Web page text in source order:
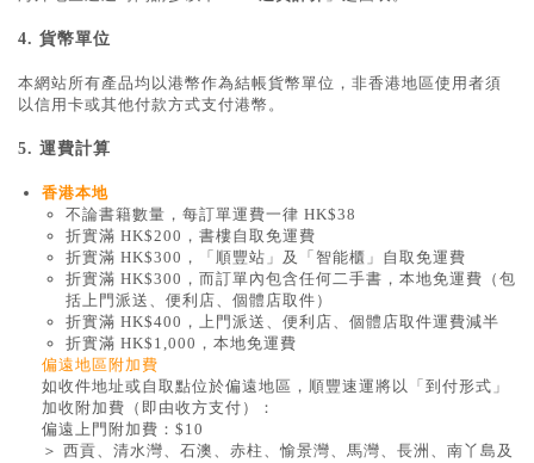
4. 貨幣單位
本網站所有產品均以港幣作為結帳貨幣單位，非香港地區使用者須
以信用卡或其他付款方式支付港幣。
5. 運費計算
香港本地
不論書籍數量，每訂單運費一律 HK$38
折實滿 HK$200，書樓自取免運費
折實滿 HK$300，「順豐站」及「智能櫃」自取免運費
折實滿 HK$300，而訂單內包含任何二手書，本地免運費（包
括上門派送、便利店、個體店取件）
折實滿 HK$400，上門派送、便利店、個體店取件運費減半
折實滿 HK$1,000，本地免運費
偏遠地區附加費
如收件地址或自取點位於偏遠地區，順豐速運將以「到付形式」
加收附加費（即由收方支付）：
偏遠上門附加費：$10
＞ 西貢、清水灣、石澳、赤柱、愉景灣、馬灣、長洲、南丫島及